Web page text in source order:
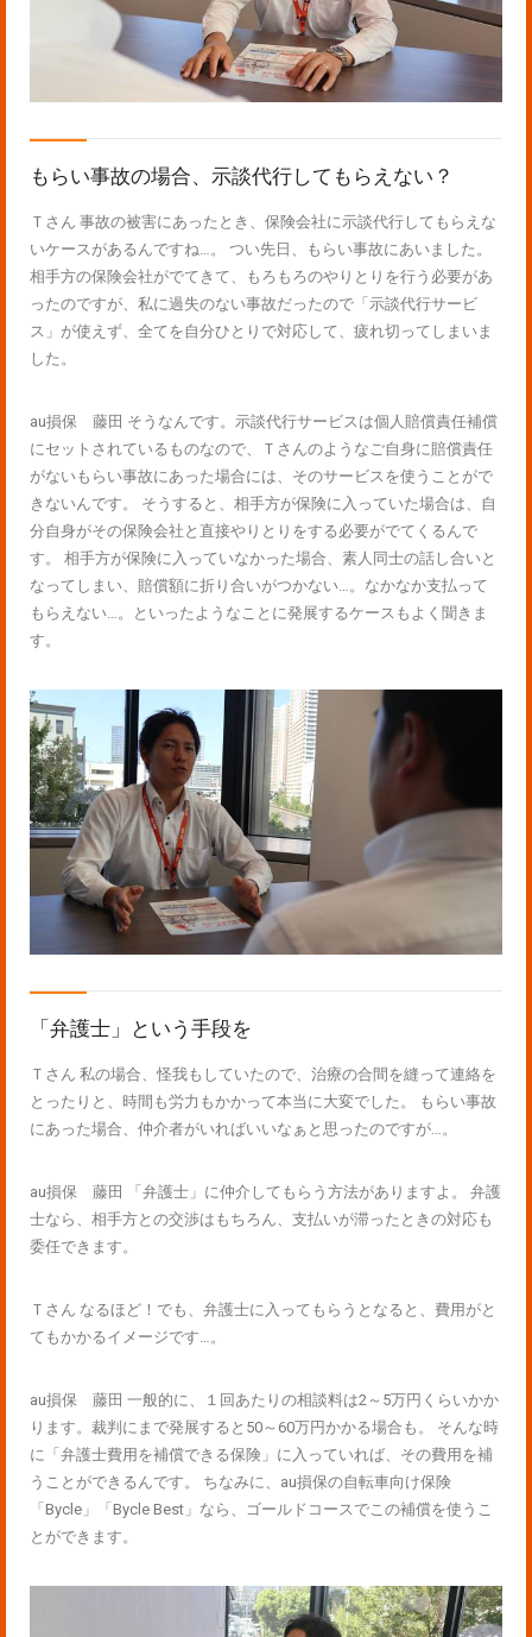
もらい事故の場合、示談代行してもらえない？
Ｔさん 事故の被害にあったとき、保険会社に示談代行してもらえな
いケースがあるんですね…。 つい先日、もらい事故にあいました。
相手方の保険会社がでてきて、もろもろのやりとりを行う必要があ
ったのですが、私に過失のない事故だったので「示談代行サービ
ス」が使えず、全てを自分ひとりで対応して、疲れ切ってしまいま
した。
au損保 藤田 そうなんです。示談代行サービスは個人賠償責任補償
にセットされているものなので、Ｔさんのようなご自身に賠償責任
がないもらい事故にあった場合には、そのサービスを使うことがで
きないんです。 そうすると、相手方が保険に入っていた場合は、自
分自身がその保険会社と直接やりとりをする必要がでてくるんで
す。 相手方が保険に入っていなかった場合、素人同士の話し合いと
なってしまい、賠償額に折り合いがつかない…。なかなか支払って
もらえない…。といったようなことに発展するケースもよく聞きま
す。
「弁護士」という手段を
Ｔさん 私の場合、怪我もしていたので、治療の合間を縫って連絡を
とったりと、時間も労力もかかって本当に大変でした。 もらい事故
にあった場合、仲介者がいればいいなぁと思ったのですが…。
au損保 藤田 「弁護士」に仲介してもらう方法がありますよ。 弁護
士なら、相手方との交渉はもちろん、支払いが滞ったときの対応も
委任できます。
Ｔさん なるほど！でも、弁護士に入ってもらうとなると、費用がと
てもかかるイメージです…。
au損保 藤田 一般的に、１回あたりの相談料は2～5万円くらいかか
ります。裁判にまで発展すると50～60万円かかる場合も。 そんな時
に「弁護士費用を補償できる保険」に入っていれば、その費用を補
うことができるんです。 ちなみに、au損保の自転車向け保険
「Bycle」「Bycle Best」なら、ゴールドコースでこの補償を使うこ
とができます。